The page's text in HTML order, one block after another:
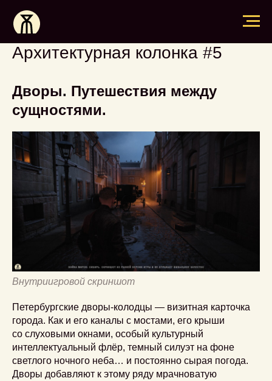
Архитектурная колонка #5
Дворы. Путешествия между
сущностями.
Внутриигровой скриншот
Петербургские дворы-колодцы — визитная карточка
города. Как и его каналы с мостами, его крыши
со слуховыми окнами, особый культурный
интеллектуальный флёр, темный силуэт на фоне
светлого ночного неба… и постоянно сырая погода.
Дворы добавляют к этому ряду мрачноватую